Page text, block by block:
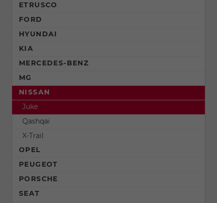
ETRUSCO
FORD
HYUNDAI
KIA
MERCEDES-BENZ
MG
NISSAN
Juke
Qashqai
X-Trail
OPEL
PEUGEOT
PORSCHE
SEAT